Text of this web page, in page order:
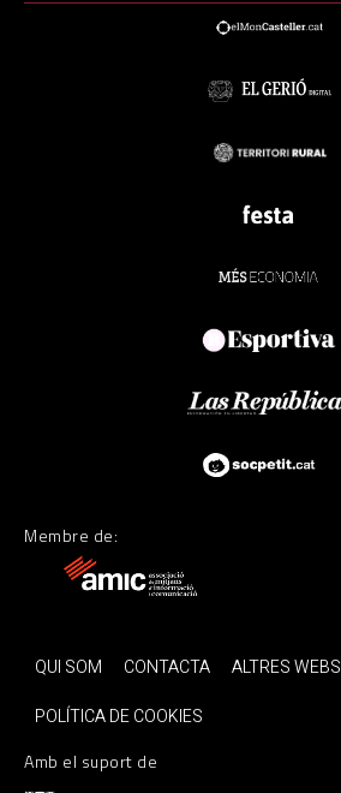
Membre de:
QUI SOM CONTACTA ALTRES WEBS
POLÍTICA DE COOKIES
Amb el suport de